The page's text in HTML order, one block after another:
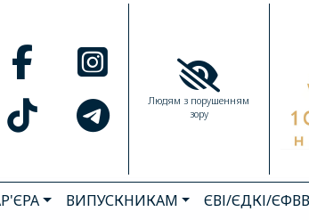
Людям з порушенням
зору
ВИПУСКНИКАМ ЄВІ/ЄДКІ/ЄФВВ